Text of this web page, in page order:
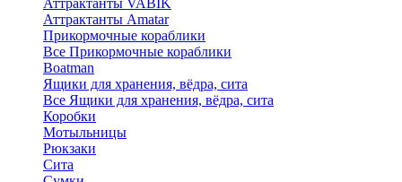
Аттрактанты VABIK
Аттрактанты Amatar
Прикормочные кораблики
Все Прикормочные кораблики
Boatman
Ящики для хранения, вёдра, сита
Все Ящики для хранения, вёдра, сита
Коробки
Мотыльницы
Рюкзаки
Сита